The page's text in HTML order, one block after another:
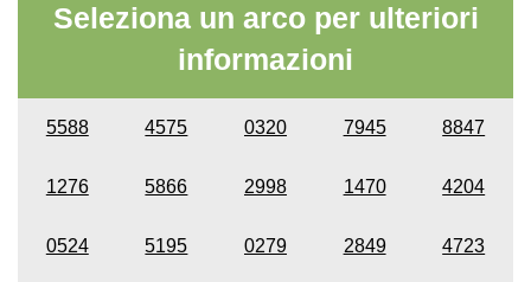
Seleziona un arco per ulteriori
informazioni
5588 4575 0320 7945 8847
1276 5866 2998 1470 4204
0524 5195 0279 2849 4723